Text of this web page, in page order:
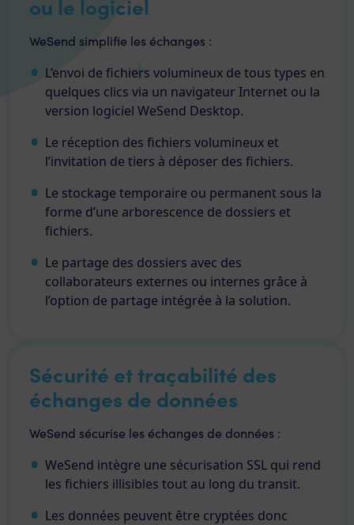
ou le logiciel
WeSend simplifie les échanges :
L’envoi de fichiers volumineux de tous types en
quelques clics via un navigateur Internet ou la
version logiciel WeSend Desktop.
Le réception des fichiers volumineux et
l’invitation de tiers à déposer des fichiers.
Le stockage temporaire ou permanent sous la
forme d’une arborescence de dossiers et
fichiers.
Le partage des dossiers avec des
collaborateurs externes ou internes grâce à
l’option de partage intégrée à la solution.
Sécurité et traçabilité des
échanges de données
WeSend sécurise les échanges de données :
WeSend intègre une sécurisation SSL qui rend
les fichiers illisibles tout au long du transit.
Les données peuvent être cryptées donc